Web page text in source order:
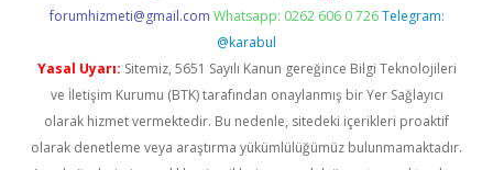
forumhizmeti@gmail.com Whatsapp: 0262 606 0 726 Telegram:
@karabul
Yasal Uyarı: Sitemiz, 5651 Sayılı Kanun gereğince Bilgi Teknolojileri
ve İletişim Kurumu (BTK) tarafından onaylanmış bir Yer Sağlayıcı
olarak hizmet vermektedir. Bu nedenle, sitedeki içerikleri proaktif
olarak denetleme veya araştırma yükümlülüğümüz bulunmamaktadır.